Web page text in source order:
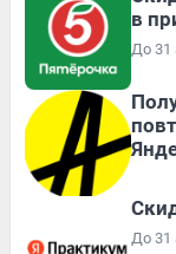
в
До 31
До 31